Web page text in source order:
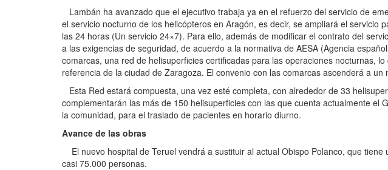
Lambán ha avanzado que el ejecutivo trabaja ya en el refuerzo del servicio de
el servicio nocturno de los helicópteros en Aragón, es decir, se ampliará el
las 24 horas (Un servicio 24×7). Para ello, además de modificar el contrato del
a las exigencias de seguridad, de acuerdo a la normativa de AESA (Agencia
comarcas, una red de helisuperficies certificadas para las operaciones nocturnas,
referencia de la ciudad de Zaragoza. El convenio con las comarcas ascenderá a un
Esta Red estará compuesta, una vez esté completa, con alrededor de 33
complementarán las más de 150 helisuperficies con las que cuenta actualmente el
la comunidad, para el traslado de pacientes en horario diurno.
Avance de las obras
El nuevo hospital de Teruel vendrá a sustituir al actual Obispo Polanco, que
casi 75.000 personas.